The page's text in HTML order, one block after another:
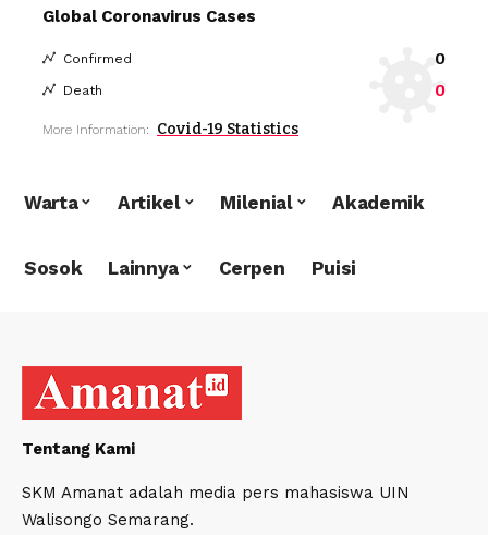
Global Coronavirus Cases
Confirmed 0
Death 0
More Information: Covid-19 Statistics
Warta Artikel Milenial Akademik
Sosok Lainnya Cerpen Puisi
Tentang Kami
SKM Amanat adalah media pers mahasiswa UIN
Walisongo Semarang.